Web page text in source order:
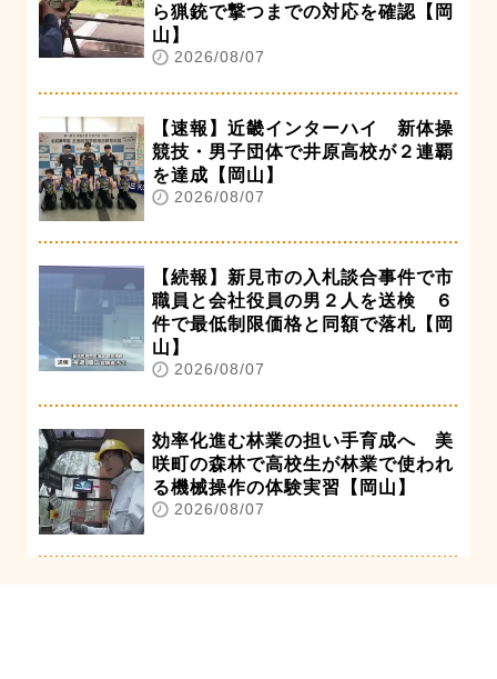
ら猟銃で撃つまでの対応を確認【岡
山】
2026/08/07
【速報】近畿インターハイ 新体操
競技・男子団体で井原高校が２連覇
を達成【岡山】
2026/08/07
【続報】新見市の入札談合事件で市
職員と会社役員の男２人を送検 ６
件で最低制限価格と同額で落札【岡
山】
2026/08/07
効率化進む林業の担い手育成へ 美
咲町の森林で高校生が林業で使われ
る機械操作の体験実習【岡山】
2026/08/07